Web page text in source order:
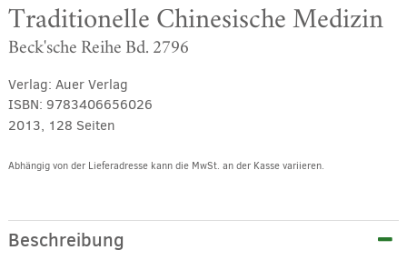
Traditionelle Chinesische Medizin
Beck'sche Reihe Bd. 2796
Verlag: Auer Verlag
ISBN: 9783406656026
2013, 128 Seiten
Abhängig von der Lieferadresse kann die MwSt. an der Kasse variieren.
Beschreibung